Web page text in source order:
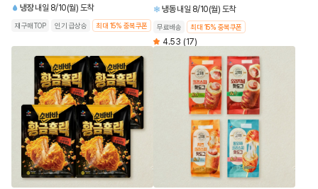
냉장 내일 8/10(월) 도착
재구매TOP 인기 급상승 최대 15% 중복쿠폰
냉동 내일 8/10(월) 도착
무료배송 최대 15% 중복쿠폰
4.53 (17)